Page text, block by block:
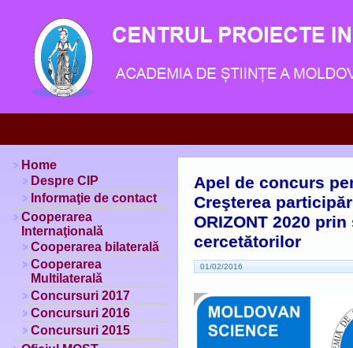
Apel de concurs
Creşterea
ORIZONT 2020
cercetătorilor
01/02/2016
Home
Despre CIP
Informaţie de contact
Cooperarea
Internaţională
Cooperarea bilaterală
Cooperarea
Multilaterală
Concursuri 2017
Concursuri 2016
Concursuri 2015